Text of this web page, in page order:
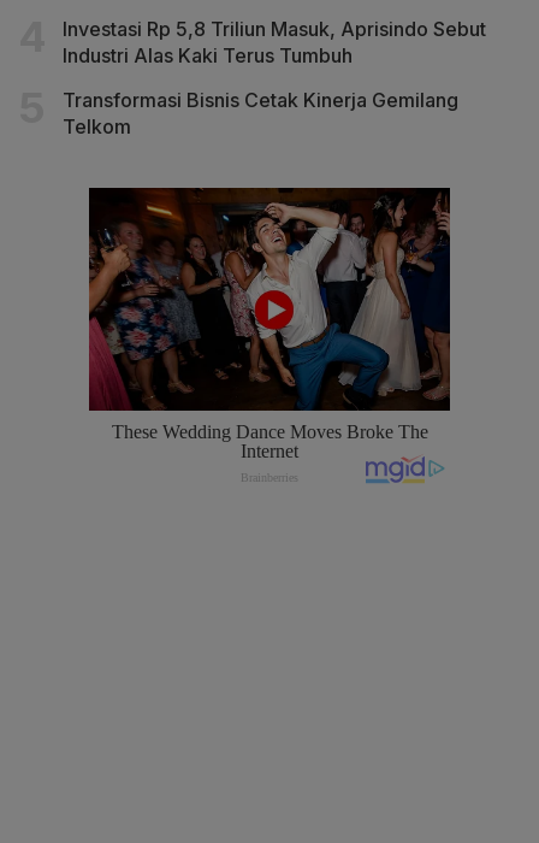
Investasi Rp 5,8 Triliun Masuk, Aprisindo Sebut
Industri Alas Kaki Terus Tumbuh
Transformasi Bisnis Cetak Kinerja Gemilang
Telkom